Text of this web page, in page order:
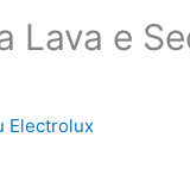
Lava e
Electrolux